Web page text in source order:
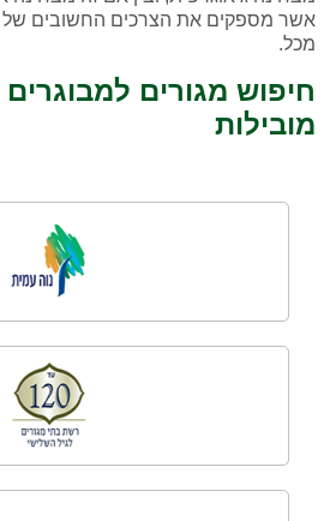
אשר מספקים את הצרכים החשובים של
מכל.
חיפוש מגורים
מובילות